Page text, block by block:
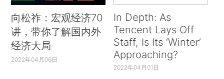
向松祚：宏观经济70
讲，带你了解国内外
经济大局
2022年04月06日
In Depth: As
Tencent Lays Off
Staff, Is Its ‘Winter’
Approaching?
2022年04月01日